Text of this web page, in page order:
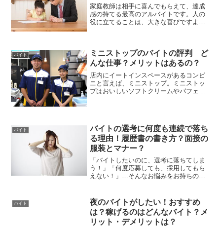
家庭教師は相手に喜んでもらえて、達成
感の持てる最高のアルバイトです。人の
役に立てることは、大きな喜びですよ
中でもトライはシステムが充...
バイト
ミニストップのバイトの評判 ど
んな仕事？メリットはあるの？
店内にイートインスペースがあるコンビ
ニと言えば、ミニストップ。ミニストッ
プはおいしいソフトクリームやパフェ、
いですよね！今回は、そん...
バイト
バイトの選考に何度も連続で落ち
る理由！履歴書の書き方？面接の
服装とマナー？
「バイトしたいのに、選考に落ちてしま
う！」「何度応募しても、採用してもら
えない！」…そんなお悩みをお持ちの
キしながら応募をして、いざ選考を受け
てみたものの、結果は不採用...
バイト
夜のバイトがしたい！おすすめ
は？稼げるのはどんなバイト？メ
リット・デメリットは？